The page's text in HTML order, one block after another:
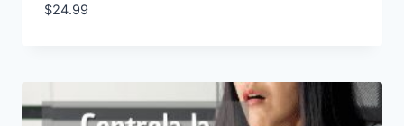
$24.99